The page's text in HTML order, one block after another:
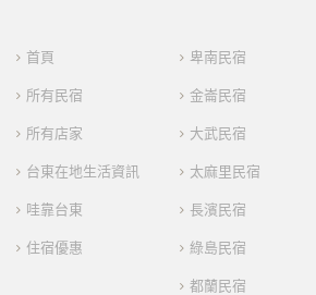
首頁
所有民宿
所有店家
台東在地生活資訊
哇靠台東
住宿優惠
卑南民宿
金崙民宿
大武民宿
太麻里民宿
長濱民宿
綠島民宿
都蘭民宿